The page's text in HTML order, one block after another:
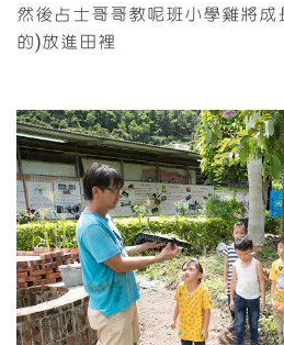
然後占士哥哥教呢班小學雞將
的)放進田裡